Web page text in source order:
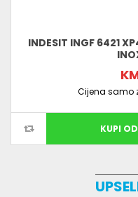
INDESIT INGF 6421
Cijena samo
KUPI